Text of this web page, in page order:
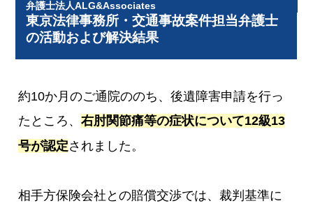
弁護士法人ALG&Associates
東京法律事務所・交通事故案件担当弁護士
の活動および解決結果
約10か月のご通院ののち、後遺障害申請を行っ
たところ、右肘関節痛等の症状について12級13
号が認定されました。
相手方保険会社との賠償交渉では、裁判基準に